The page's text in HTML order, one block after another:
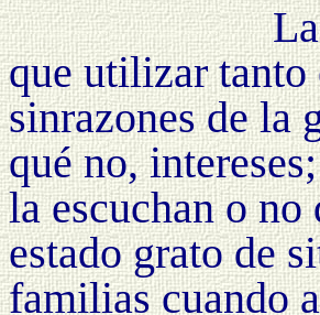
que utilizar tanto
sinrazones de la
qué no,
la escuchan o
estado grato de
familias cuando